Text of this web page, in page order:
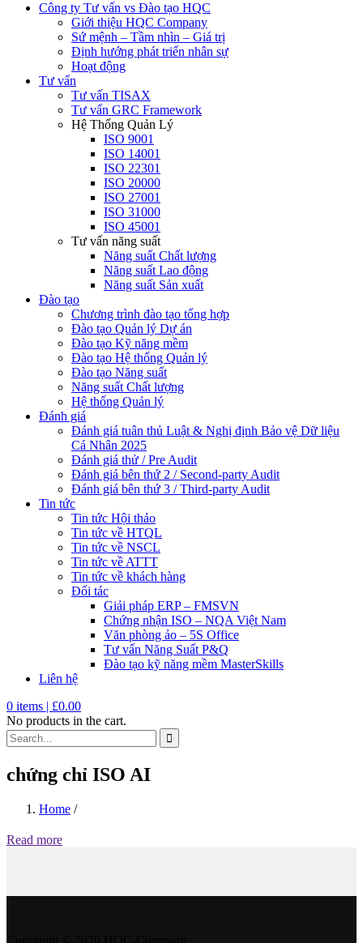
Công ty Tư vấn vs Đào tạo HQC
Giới thiệu HQC Company
Sứ mệnh – Tầm nhìn – Giá trị
Định hướng phát triển nhân sự
Hoạt động
Tư vấn
Tư vấn TISAX
Tư vấn GRC Framework
Hệ Thống Quản Lý
ISO 9001
ISO 14001
ISO 22301
ISO 20000
ISO 27001
ISO 31000
ISO 45001
Tư vấn năng suất
Năng suất Chất lượng
Năng suất Lao động
Năng suất Sản xuất
Đào tạo
Chương trình đào tạo tổng hợp
Đào tạo Quản lý Dự án
Đào tạo Kỹ năng mềm
Đào tạo Hệ thống Quản lý
Đào tạo Năng suất
Năng suất Chất lượng
Hệ thống Quản lý
Đánh giá
Đánh giá tuân thủ Luật & Nghị định Bảo vệ Dữ liệu
Cá Nhân 2025
Đánh giá thử / Pre Audit
Đánh giá bên thứ 2 / Second-party Audit
Đánh giá bên thứ 3 / Third-party Audit
Tin tức
Tin tức Hội thảo
Tin tức về HTQL
Tin tức về NSCL
Tin tức về ATTT
Tin tức về khách hàng
Đối tác
Giải pháp ERP – FMSVN
Chứng nhận ISO – NQA Việt Nam
Văn phòng ảo – 5S Office
Tư vấn Năng Suất P&Q
Đào tạo kỹ năng mềm MasterSkills
Liên hệ
0 items | £0.00
No products in the cart.
chứng chỉ ISO AI
Home /
Read more